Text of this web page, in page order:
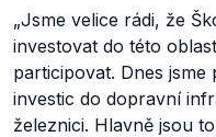
„Jsme velice rádi, že
investovat do této
participovat. Dnes
investic do dopravní
železnici. Hlavně jsou